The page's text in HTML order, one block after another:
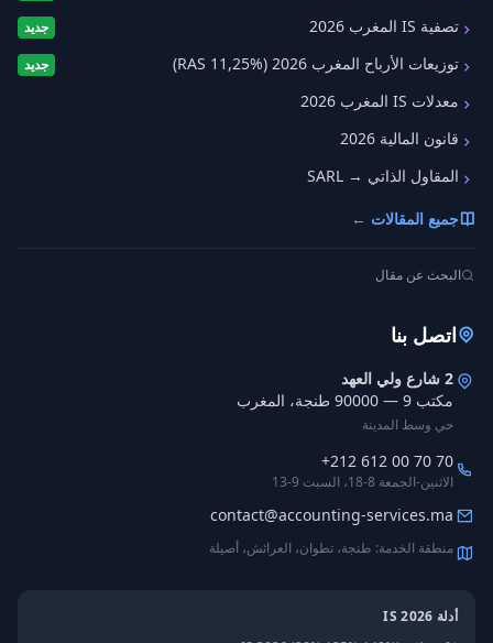
تصفية IS المغرب 2026 جديد
توزيعات الأرباح المغرب 2026 (RAS 11,25%) جديد
معدلات IS المغرب 2026
قانون المالية 2026
المقاول الذاتي → SARL
جميع المقالات ←
البحث عن مقال
اتصل بنا
2 شارع ولي العهد
مكتب 9 — 90000 طنجة، المغرب
حي وسط المدينة
+212 612 00 70 70
الاثنين-الجمعة 8-18، السبت 9-13
contact@accounting-services.ma
منطقة الخدمة: طنجة، تطوان، العرائش، أصيلة
أدلة IS 2026